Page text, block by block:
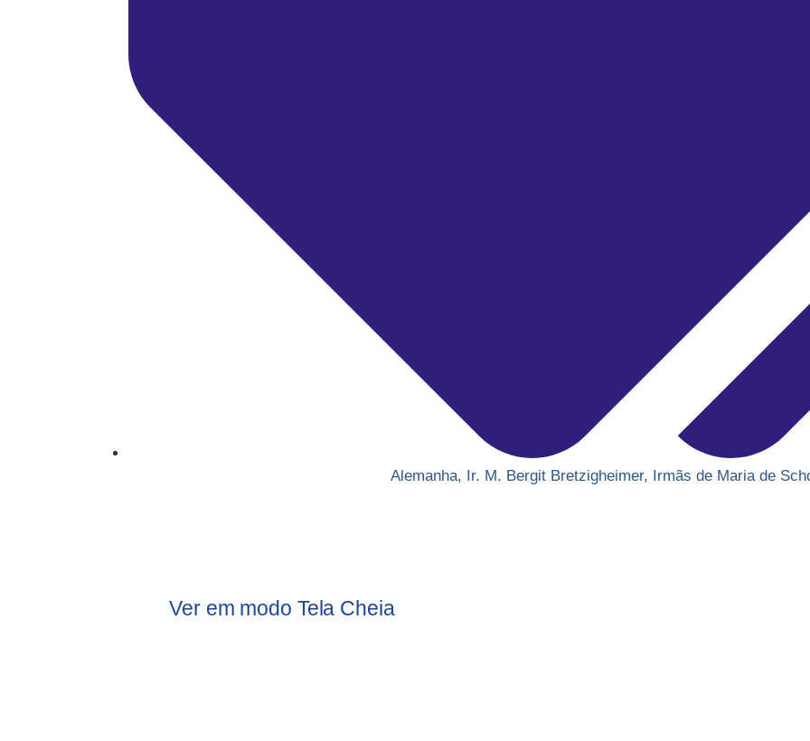
Alemanha, Ir. M. Bergit Bretzigheimer, Irmãs de Maria de
Ver em modo Tela Cheia